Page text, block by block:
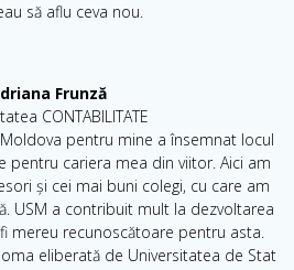
să aflu ceva nou.
Frunză
CONTABILITATE
pentru mine a însemnat locul
pentru cariera mea din viitor. Aici am
și cei mai buni colegi, cu care am
USM a contribuit mult la dezvoltarea
mereu recunoscătoare pentru asta.
eliberată de Universitatea de Stat